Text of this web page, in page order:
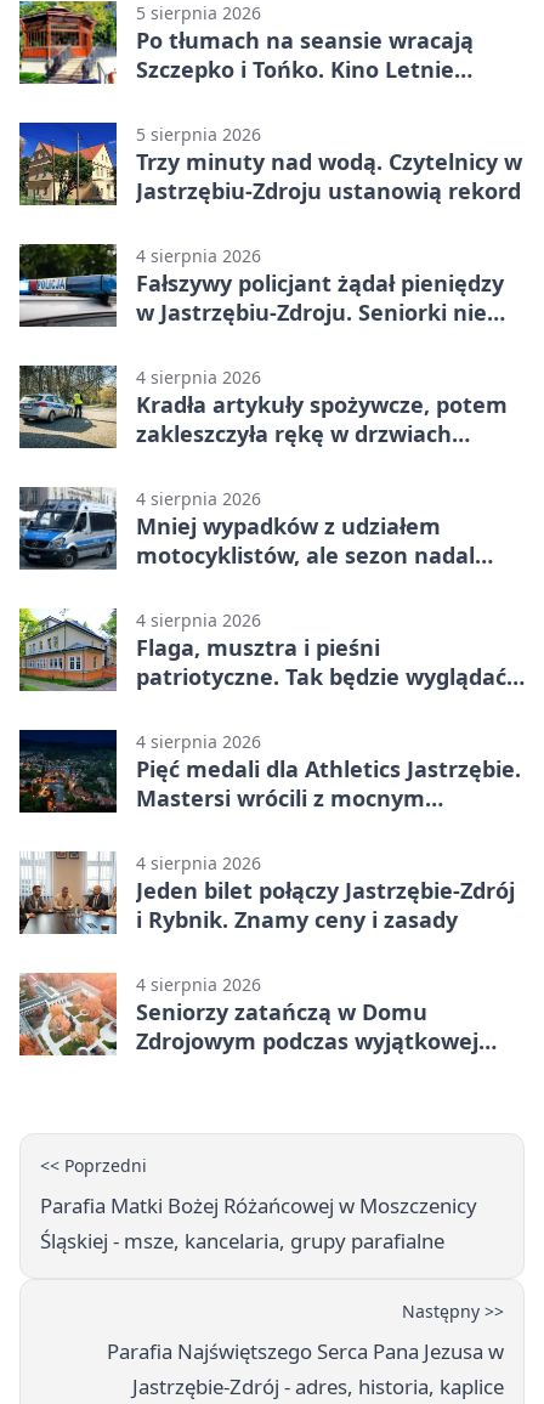
5 sierpnia 2026
Po tłumach na seansie wracają
Szczepko i Tońko. Kino Letnie
5 sierpnia 2026
Trzy minuty nad wodą. Czytelnicy w
Jastrzębiu-Zdroju ustanowią rekord
4 sierpnia 2026
Fałszywy policjant żądał pieniędzy
w Jastrzębiu-Zdroju. Seniorki nie
4 sierpnia 2026
Kradła artykuły spożywcze, potem
zakleszczyła rękę w drzwiach
4 sierpnia 2026
Mniej wypadków z udziałem
motocyklistów, ale sezon nadal
4 sierpnia 2026
Flaga, musztra i pieśni
patriotyczne. Tak będzie wyglądać
4 sierpnia 2026
Pięć medali dla Athletics Jastrzębie.
Mastersi wrócili z mocnym
4 sierpnia 2026
Jeden bilet połączy Jastrzębie-Zdrój
i Rybnik. Znamy ceny i zasady
4 sierpnia 2026
Seniorzy zatańczą w Domu
Zdrojowym podczas wyjątkowej
<< Poprzedni
Parafia Matki Bożej Różańcowej w Moszczenicy
Śląskiej - msze, kancelaria, grupy parafialne
Następny >>
Parafia Najświętszego Serca Pana Jezusa w
Jastrzębie-Zdrój - adres, historia, kaplice